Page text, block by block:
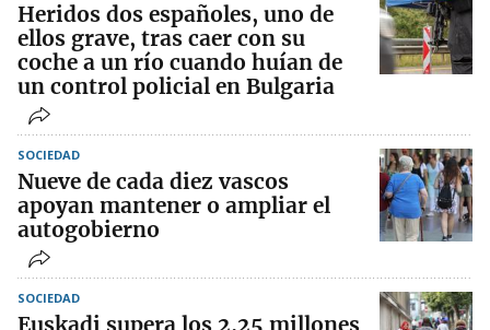
Heridos dos españoles, uno de
ellos grave, tras caer con su
coche a un río cuando huían de
un control policial en Bulgaria
SOCIEDAD
Nueve de cada diez vascos
apoyan mantener o ampliar el
autogobierno
SOCIEDAD